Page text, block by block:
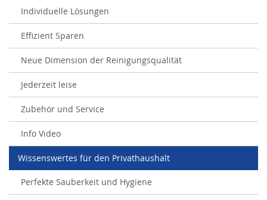
Individuelle Lösungen
Effizient Sparen
Neue Dimension der Reinigungsqualität
Jederzeit leise
Zubehör und Service
Info Video
Wissenswertes für den Privathaushalt
Perfekte Sauberkeit und Hygiene